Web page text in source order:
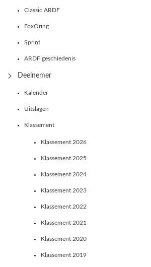
Classic ARDF
FoxOring
Sprint
ARDF geschiedenis
Deelnemer
Kalender
Uitslagen
Klassement
Klassement 2026
Klassement 2025
Klassement 2024
Klassement 2023
Klassement 2022
Klassement 2021
Klassement 2020
Klassement 2019